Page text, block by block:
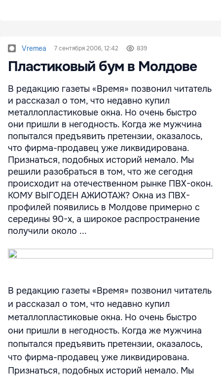
Vremea 7 сентября 2006, 12:42 839
Пластиковый бум в Молдове
В редакцию газеты «Время» позвонил читатель
и рассказал о том, что недавно купил
металлопластиковые окна. Но очень быстро
они пришли в негодность. Когда же мужчина
попытался предъявить претензии, оказалось,
что фирма-продавец уже ликвидирована.
Признаться, подобных историй немало. Мы
решили разобраться в том, что же сегодня
происходит на отечественном рынке ПВХ-окон.
КОМУ ВЫГОДЕН АЖИОТАЖ? Окна из ПВХ-
профилей появились в Молдове примерно с
середины 90-х, а широкое распространение
получили около ...
В редакцию газеты «Время» позвонил читатель
и рассказал о том, что недавно купил
металлопластиковые окна. Но очень быстро
они пришли в негодность. Когда же мужчина
попытался предъявить претензии, оказалось,
что фирма-продавец уже ликвидирована.
Признаться, подобных историй немало. Мы